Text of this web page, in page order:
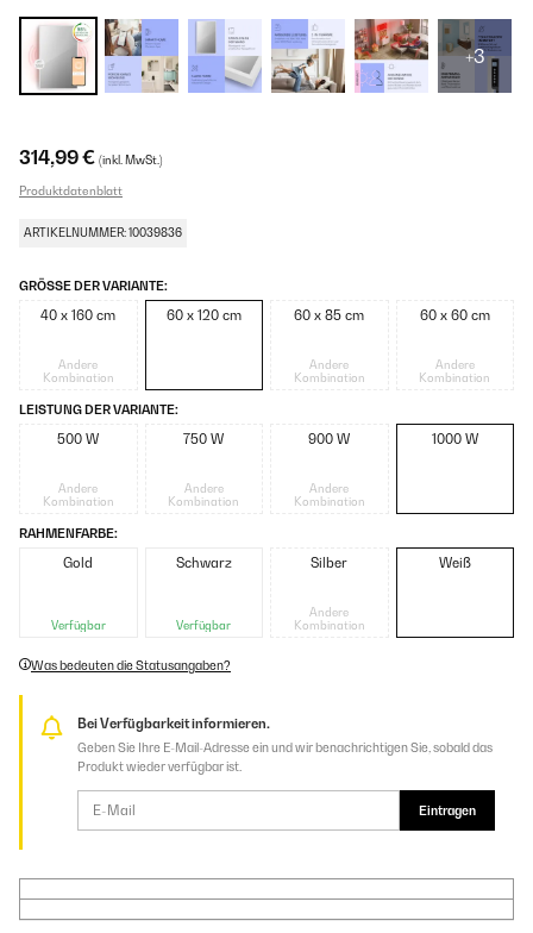
+3
314,99 € (inkl. MwSt.)
Produktdatenblatt
ARTIKELNUMMER: 10039836
GRÖSSE DER VARIANTE:
40 x 160 cm
Andere
Kombination
60 x 120 cm 60 x 85 cm
Andere
Kombination
60 x 60 cm
Andere
Kombination
LEISTUNG DER VARIANTE:
500 W
Andere
Kombination
750 W
Andere
Kombination
900 W
Andere
Kombination
1000 W
RAHMENFARBE:
Gold
Verfügbar
Schwarz
Verfügbar
Silber
Andere
Kombination
Weiß
Was bedeuten die Statusangaben?
Bei Verfügbarkeit informieren.
Geben Sie Ihre E-Mail-Adresse ein und wir benachrichtigen Sie, sobald das
Produkt wieder verfügbar ist.
Eintragen